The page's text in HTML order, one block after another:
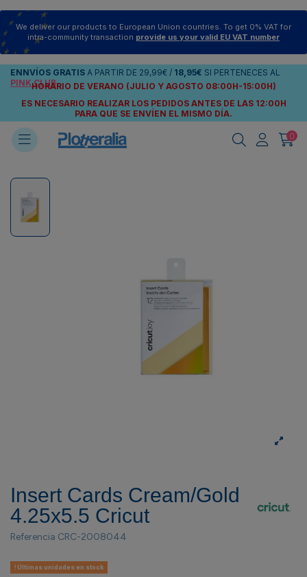
We deliver our products to European Union countries. To get 0% VAT for
intra-community transaction provide us your valid EU VAT number
ENNVÍOS GRATIS A PARTIR DE 29,99€ / 18,95€ SI PERTENECES AL
PINK CLUB
HORARIO DE VERANO (JULIO Y AGOSTO 08:00H-15:00H)
ES NECESARIO REALIZAR LOS PEDIDOS ANTES DE LAS 12:00H
PARA QUE SE ENVÍEN EL MISMO DÍA.
0
Insert Cards Cream/Gold
4.25x5.5 Cricut
Referencia CRC-2008044
Últimas unidades en stock